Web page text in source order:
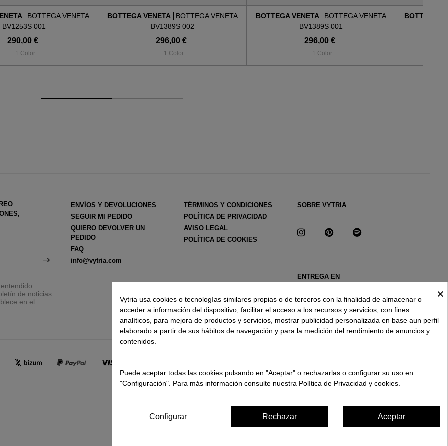
BOTTEGA VENETA
BV1253S 001
290,00 €
1 Color
BOTTEGA VENETA
BOTTEGA VENETA
BV1389S 002
296,00 €
1 Color
BOTTEGA VENETA
BOTTEGA VENETA
BV1389S 001
296,00 €
1 Color
BOTTEGA
de noticias
en el
ENVÍOS Y DEVOLUCIONES
SEGUIR MI PEDIDO
QUIERO DEVOLVER UN
PEDIDO
FAQ
info@vytria.com
TÉRMINOS Y CONDICIONES
POLÍTICA DE PRIVACIDAD
AVISO LEGAL
POLÍTICA DE COOKIES
SOBRE VYTRIA
ENTREGA EN
×
Vytria usa cookies o tecnologías similares propias o de terceros con la finalidad de almacenar o
acceder a información del dispositivo, facilitar el acceso a los recursos y servicios, con fines
analíticos, para mejora de productos y servicios, mostrar publicidad personalizada en base aun perfil
elaborado a partir de sus hábitos de navegación y para la medición del rendimiento de anuncios y
contenidos.
Puede aceptar todas las cookies pulsando en "Aceptar" o rechazarlas o configurar su uso en
"Configuración". Para más información consulte nuestra Política de Privacidad y cookies.
Configurar Rechazar Aceptar